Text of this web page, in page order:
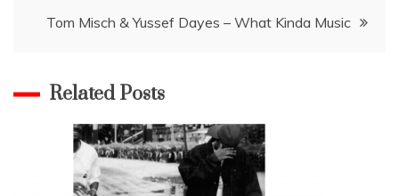
příspěvek
Tom Misch & Yussef Dayes – What Kinda Music
Related Posts